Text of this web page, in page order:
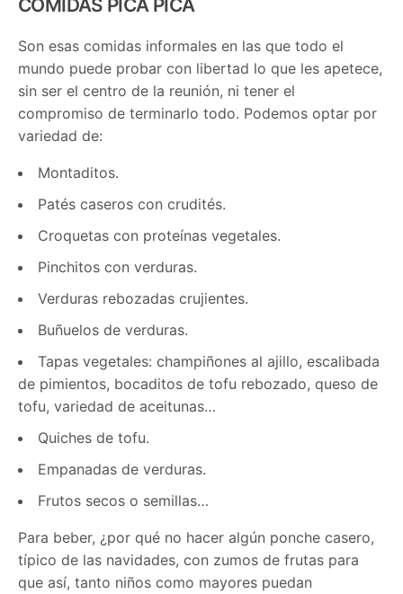
COMIDAS PICA PICA
Son esas comidas informales en las que todo el
mundo puede probar con libertad lo que les apetece,
sin ser el centro de la reunión, ni tener el
compromiso de terminarlo todo. Podemos optar por
variedad de:
Montaditos.
Patés caseros con crudités.
Croquetas con proteínas vegetales.
Pinchitos con verduras.
Verduras rebozadas crujientes.
Buñuelos de verduras.
Tapas vegetales: champiñones al ajillo, escalibada
de pimientos, bocaditos de tofu rebozado, queso de
tofu, variedad de aceitunas…
Quiches de tofu.
Empanadas de verduras.
Frutos secos o semillas…
Para beber, ¿por qué no hacer algún ponche casero,
típico de las navidades, con zumos de frutas para
que así, tanto niños como mayores puedan